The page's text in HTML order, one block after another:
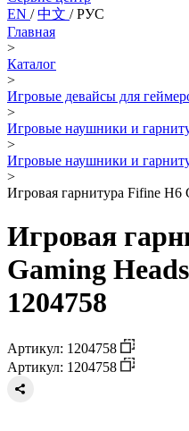
EN /中文 /РУС
Главная
>
Каталог
>
Игровые девайсы для
>
Игровые наушники и
>
Игровые наушники и
>
Игровая гарнитура Fifine H6
Игровая
Gaming
1204758
Артикул: 1204758
Артикул: 1204758